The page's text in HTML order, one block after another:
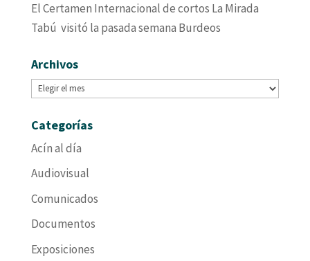
El Certamen Internacional de cortos La Mirada
Tabú visitó la pasada semana Burdeos
Archivos
Archivos
Categorías
Acín al día
Audiovisual
Comunicados
Documentos
Exposiciones